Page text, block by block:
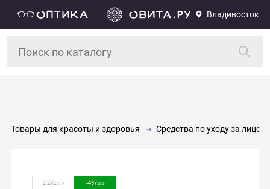
Владивосток
Товары для красоты и здоровья Средства по уходу за лицом
2 292.00 -497.00